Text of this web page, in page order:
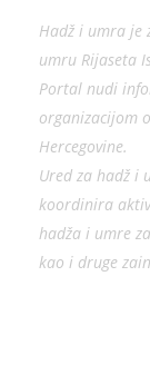
Hadž i umra je
umru Rijaseta
Portal nudi
organizacijom
Hercegovine.
Ured za hadž i
koordinira
hadža i umre
kao i druge